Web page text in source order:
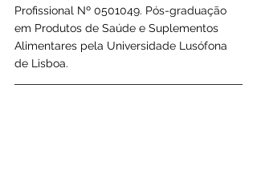
Profissional Nº 0501049. Pós-graduação
em Produtos de Saúde e Suplementos
Alimentares pela Universidade Lusófona
de Lisboa.